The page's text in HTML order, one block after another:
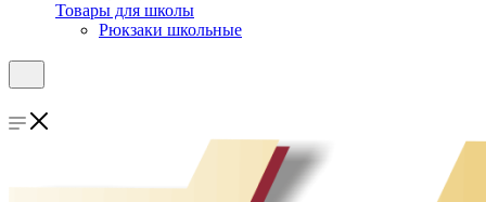
Товары для школы
Рюкзаки школьные